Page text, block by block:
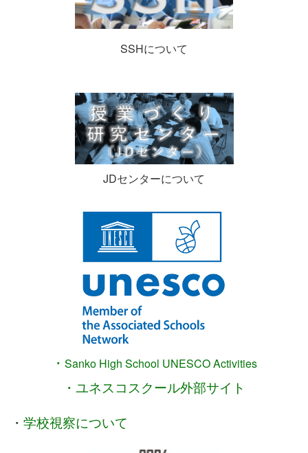
SSHについて
JDセンターについて
・ Sanko High School UNESCO Activities
・ユネスコスクール外部サイト
・ 学校視察について